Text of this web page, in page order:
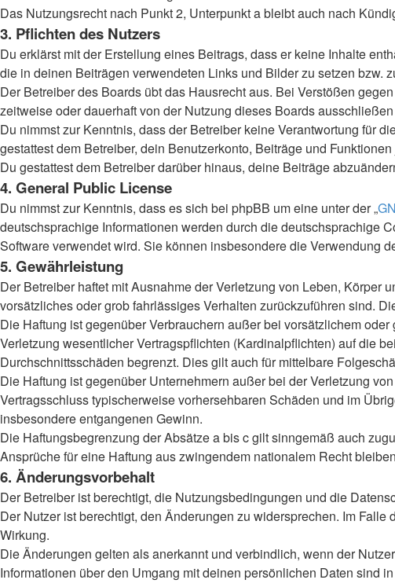
Das Nutzungsrecht nach Punkt 2, Unterpunkt a bleibt auch nach
3. Pflichten des Nutzers
Du erklärst mit der Erstellung eines Beitrags, dass er keine Inhalte
die in deinen Beiträgen verwendeten Links und Bilder zu setzen bzw.
Der Betreiber des Boards übt das Hausrecht aus. Bei Verstößen
zeitweise oder dauerhaft von der Nutzung dieses Boards
Du nimmst zur Kenntnis, dass der Betreiber keine Verantwortung für
gestattest dem Betreiber, dein Benutzerkonto, Beiträge und
Du gestattest dem Betreiber darüber hinaus, deine Beiträge
4. General Public License
Du nimmst zur Kenntnis, dass es sich bei phpBB um eine unter der „
deutschsprachige Informationen werden durch die deutschsprachige
Software verwendet wird. Sie können insbesondere die Verwendung
5. Gewährleistung
Der Betreiber haftet mit Ausnahme der Verletzung von Leben,
vorsätzliches oder grob fahrlässiges Verhalten zurückzuführen sind.
Die Haftung ist gegenüber Verbrauchern außer bei vorsätzlichem
Verletzung wesentlicher Vertragspflichten (Kardinalpflichten) auf die
Durchschnittsschäden begrenzt. Dies gilt auch für mittelbare
Die Haftung ist gegenüber Unternehmern außer bei der Verletzung
Vertragsschluss typischerweise vorhersehbaren Schäden und im
insbesondere entgangenen Gewinn.
Die Haftungsbegrenzung der Absätze a bis c gilt sinngemäß auch
Ansprüche für eine Haftung aus zwingendem nationalem Recht
6. Änderungsvorbehalt
Der Betreiber ist berechtigt, die Nutzungsbedingungen und die
Der Nutzer ist berechtigt, den Änderungen zu widersprechen. Im
Wirkung.
Die Änderungen gelten als anerkannt und verbindlich, wenn der
Informationen über den Umgang mit deinen persönlichen Daten sind